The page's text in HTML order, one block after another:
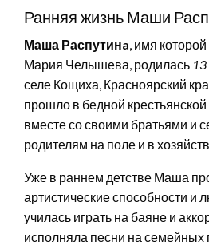
Ранняя жизнь Маши
Маша Распутинa, имя
Мария Челышева, родилась
селе Кощиха, Красноярский
прошло в бедной крестьянской
вместе со своими братьями и
родителям на поле и в
Уже в раннем детстве Маша
артистические способности и
училась играть на баяне и
исполняла песни на семейных